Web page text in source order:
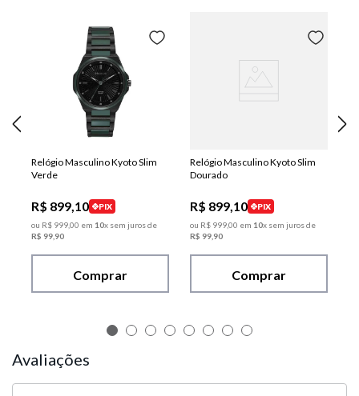
Relógio Masculino Kyoto Slim
Verde
R$ 899,10
PIX
ou R$ 99900 em 10x sem juros de
R$ 99 90
Comprar
Relógio Masculino Kyoto Slim
Dourado
R$ 899,10
PIX
ou R$ 99900 em 10x sem juros de
R$ 99 90
Comprar
Avaliações